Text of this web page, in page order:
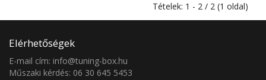
Tételek: 1 - 2 / 2 (1 oldal)
Elérhetőségek
E-mail cím: info@tuning-box.hu
Műszaki kérdés: 06 30 645 5453